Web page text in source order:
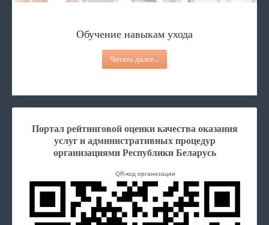
Обучение навыкам ухода
Читать далее...
Портал рейтинговой оценки качества оказания
услуг и административных процедур
организациями Республики Беларусь
QR-код организации